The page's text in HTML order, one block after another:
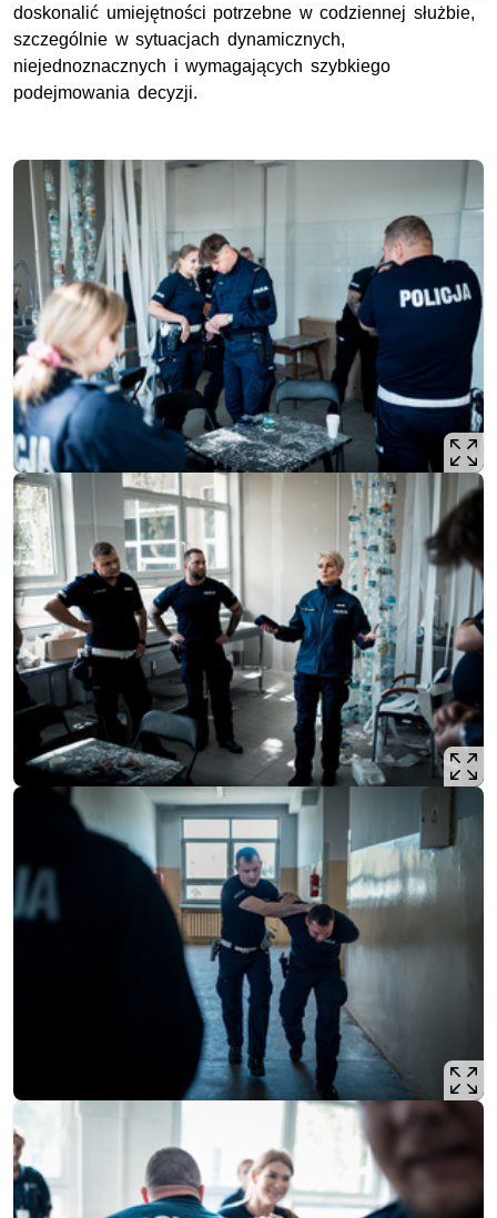
doskonalić umiejętności potrzebne w codziennej służbie,
szczególnie w sytuacjach dynamicznych,
niejednoznacznych i wymagających szybkiego
podejmowania decyzji.